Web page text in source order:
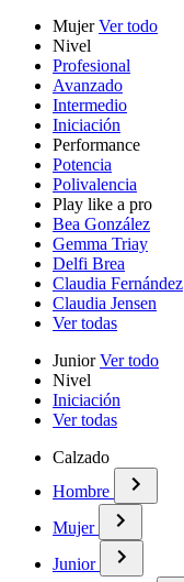
MujerVer todo
Nivel
Profesional
Avanzado
Intermedio
Iniciación
Performance
Potencia
Polivalencia
Play like a pro
Bea González
Gemma Triay
Delfi Brea
Claudia Fernández
Claudia Jensen
Ver todas
JuniorVer todo
Nivel
Iniciación
Ver todas
Calzado
Hombre
Mujer
Junior